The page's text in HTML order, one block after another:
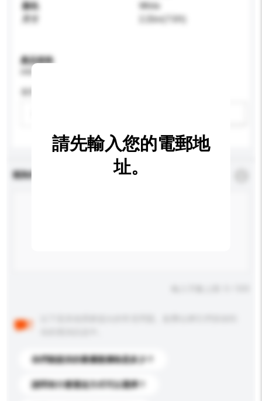
顏色
White
2.25m(7.5ft)
產品規格
查詢內容
你們能提供的最優惠價格是多少？
請問有什麼運送方式可以選擇？
請先輸入您的電郵地
址。